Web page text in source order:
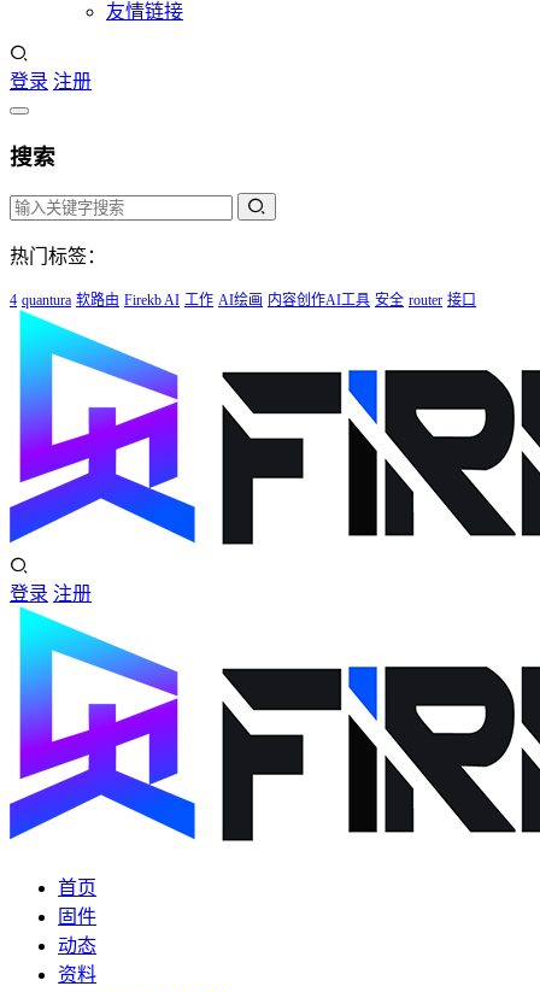
友情链接
登录 注册
搜索
热门标签：
4 quantura 软路由 Firekb AI 工作 AI绘画 内容创作AI工具 安全 router 接口
登录 注册
首页
固件
动态
资料